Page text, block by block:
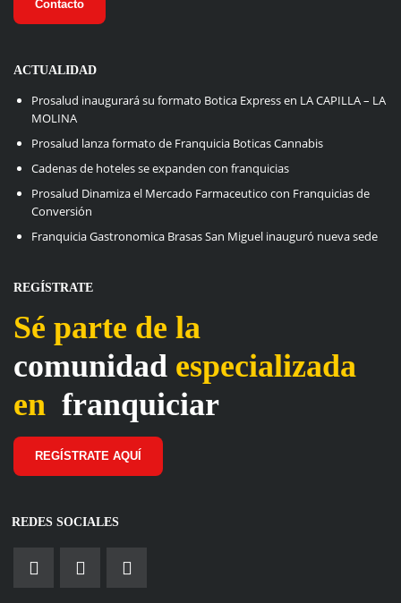
Contacto
ACTUALIDAD
Prosalud inaugurará su formato Botica Express en LA CAPILLA – LA
MOLINA
Prosalud lanza formato de Franquicia Boticas Cannabis
Cadenas de hoteles se expanden con franquicias
Prosalud Dinamiza el Mercado Farmaceutico con Franquicias de
Conversión
Franquicia Gastronomica Brasas San Miguel inauguró nueva sede
REGÍSTRATE
Sé parte de la
comunidad especializada
en franquiciar
REGÍSTRATE AQUÍ
REDES SOCIALES